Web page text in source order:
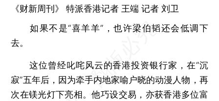
《财新周刊》 特派香港记者 王端 记者 刘卫
如果不是“喜羊羊”，也许梁伯韬还会低调下
去。
这位曾经叱咤风云的香港投资银行家，在“沉
寂”五年后，因为牵手内地家喻户晓的动漫人物，再
次在镁光灯下亮相。他巧设交易，亦获香港多位富